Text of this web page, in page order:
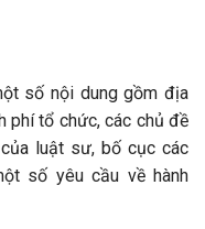
số nội dung gồm địa
phí tổ chức, các chủ đề
luật sư, bố cục các
số yêu cầu về hành